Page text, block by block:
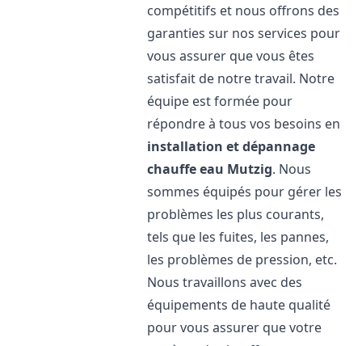
compétitifs et nous offrons des
garanties sur nos services pour
vous assurer que vous êtes
satisfait de notre travail. Notre
équipe est formée pour
répondre à tous vos besoins en
installation et dépannage
chauffe eau Mutzig. Nous
sommes équipés pour gérer les
problèmes les plus courants,
tels que les fuites, les pannes,
les problèmes de pression, etc.
Nous travaillons avec des
équipements de haute qualité
pour vous assurer que votre